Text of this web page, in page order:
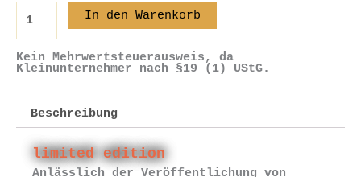
In den Warenkorb
Kein Mehrwertsteuerausweis, da
Kleinunternehmer nach §19 (1) UStG.
Beschreibung
limited edition
Anlässlich der Veröffentlichung von